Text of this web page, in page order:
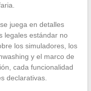
juega en detalles
legales estándar no
los simuladores, los
y el marco de
cada funcionalidad
declarativas.